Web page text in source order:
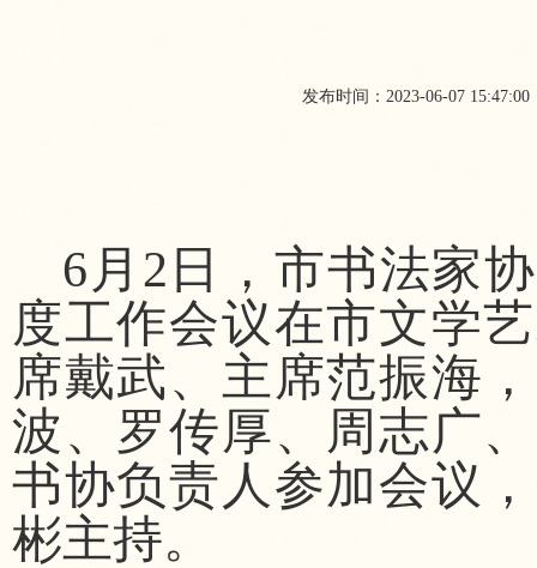
发布时间：2023-06-07 15:47:00
6月2日，市书法家
度工作会议在市文学
席戴武、主席范振海
波、罗传厚、周志广
书协负责人参加会议
彬主持。